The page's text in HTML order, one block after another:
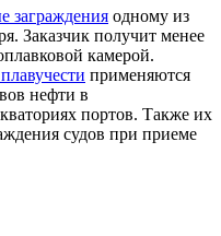
заграждения одному из
Заказчик получит менее
камерой.
применяются
нефти в
портов. Также их
судов при приеме